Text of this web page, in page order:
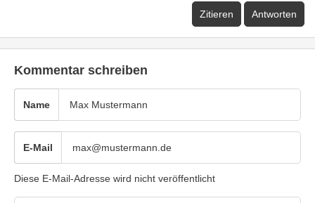
Zitieren Antworten
Kommentar schreiben
Name
E-Mail
Diese E-Mail-Adresse wird nicht veröffentlicht